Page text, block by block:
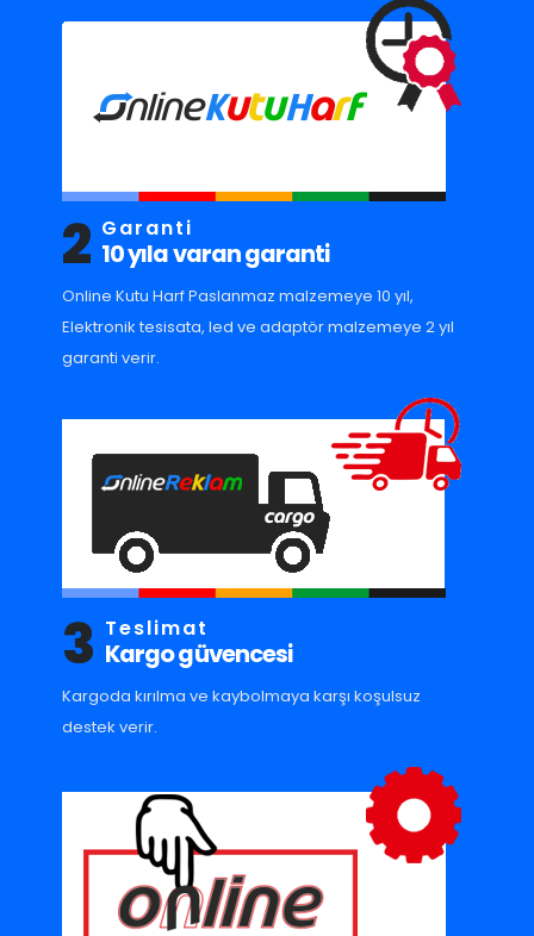
2 Garanti
10 yıla varan garanti
Online Kutu Harf Paslanmaz malzemeye 10 yıl,
Elektronik tesisata, led ve adaptör malzemeye 2 yıl
garanti verir.
3 Teslimat
Kargo güvencesi
Kargoda kırılma ve kaybolmaya karşı koşulsuz
destek verir.